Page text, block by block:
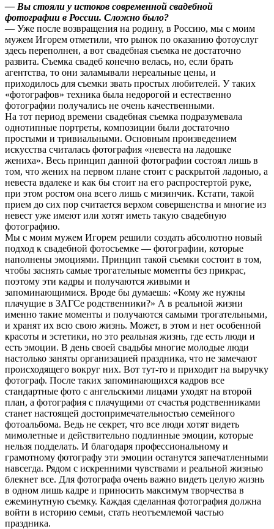
— Вы стояли у истоков современной свадебной
фотографии в России. Сложно было?
— Уже после возвращения на родину, в Россию, мы с моим
мужем Игорем отметили, что рынок по оказанию фотоуслуг
здесь переполнен, а вот свадебная съемка не достаточно
развита. Съемка свадеб конечно велась, но, если брать
агентства, то они заламывали нереальные цены, и
приходилось для съемки звать простых любителей. У таких
«фотографов» техника была недорогой и естественно
фотографии получались не очень качественными.
На тот период времени свадебная съемка подразумевала
однотипные портреты, композиции были достаточно
простыми и тривиальными. Основным произведением
искусства считалась фотография «невеста на ладошке
жениха». Весь принцип данной фотографии состоял лишь в
том, что жених на первом плане стоит с раскрытой ладонью, а
невеста вдалеке и как бы стоит на его распростертой руке,
при этом ростом она всего лишь с мизинчик. Кстати, такой
прием до сих пор считается верхом совершенства и многие из
невест уже имеют или хотят иметь такую свадебную
фотографию.
Мы с моим мужем Игорем решили создать абсолютно новый
подход к свадебной фотосъемке — фотографии, которые
наполнены эмоциями. Принцип такой съемки состоит в том,
чтобы заснять самые трогательные моменты без прикрас,
поэтому эти кадры и получаются живыми и
запоминающимися. Вроде бы думаешь: «Кому же нужны
плачущие в ЗАГСе родственники?» А в реальной жизни
именно такие моменты и получаются самыми трогательными,
и хранят их всю свою жизнь. Может, в этом и нет особенной
красоты и эстетики, но это реальная жизнь, где есть люди и
есть эмоции. В день своей свадьбы многие молодые люди
настолько заняты организацией праздника, что не замечают
происходящего вокруг них. Вот тут-то и приходит на выручку
фотограф. После таких запоминающихся кадров все
стандартные фото с ангельскими лицами уходят на второй
план, а фотография с плачущими от счастья родственниками
станет настоящей достопримечательностью семейного
фотоальбома. Ведь не секрет, что все люди хотят видеть
мимолетные и действительно подлинные эмоции, которые
нельзя подделать. И благодаря профессиональному и
грамотному фотографу эти эмоции останутся запечатленными
навсегда. Рядом с искренними чувствами и реальной жизнью
блекнет все. Для фотографа очень важно видеть целую жизнь
в одном лишь кадре и приносить максимум творчества в
ежеминутную съемку. Каждая сделанная фотография должна
войти в историю семьи, стать неотъемлемой частью
праздника.